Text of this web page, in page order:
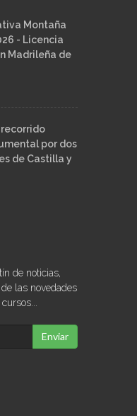
Montaña
- Licencia
Madrileña de
por dos
de Castilla y
de noticias,
las novedades
Enviar